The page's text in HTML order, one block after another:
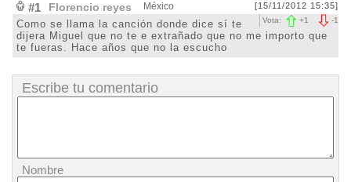
#1 Florencio reyes México [15/11/2012 15:35]
-1
Vota: +1
Como se llama la canción donde dice sí te
dijera Miguel que no te e extrañado que no me importo que
te fueras. Hace años que no la escucho
Escribe tu comentario
Nombre